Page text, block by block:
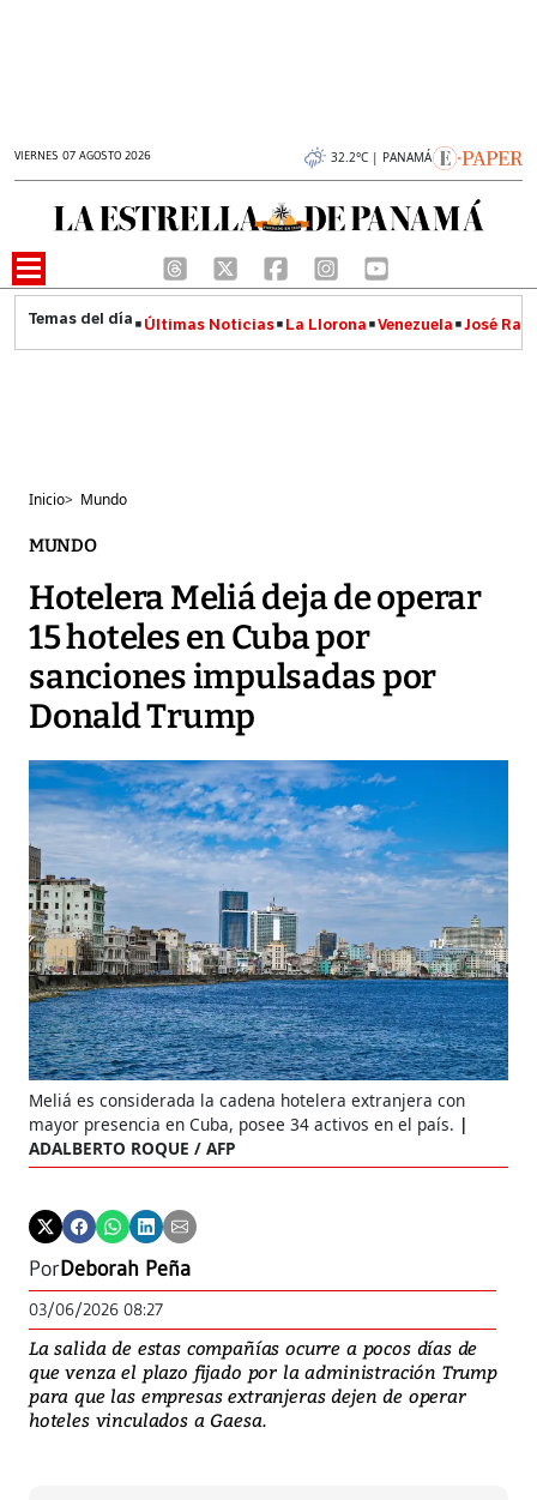
VIERNES 07 AGOSTO 2026 32.2°C | PANAMÁ
Últimas Noticias La Llorona Venezuela José
Inicio> Mundo
MUNDO
Hotelera Meliá deja de operar
15 hoteles en Cuba por
sanciones impulsadas por
Donald Trump
Meliá es considerada la cadena hotelera extranjera con
mayor presencia en Cuba, posee 34 activos en el país.
ADALBERTO ROQUE / AFP
PorDeborah Peña
03/06/2026 08:27
La salida de estas compañías ocurre a pocos días de
que venza el plazo fijado por la administración Trump
para que las empresas extranjeras dejen de operar
hoteles vinculados a Gaesa.